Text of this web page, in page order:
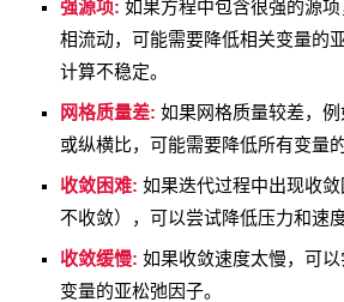
强源项: 如果方程中包含很强的源
相流动，可能需要降低相关变量的
计算不稳定。
网格质量差: 如果网格质量较差，
或纵横比，可能需要降低所有变量
收敛困难: 如果迭代过程中出现收
不收敛），可以尝试降低压力和速
收敛缓慢: 如果收敛速度太慢，可
变量的亚松弛因子。